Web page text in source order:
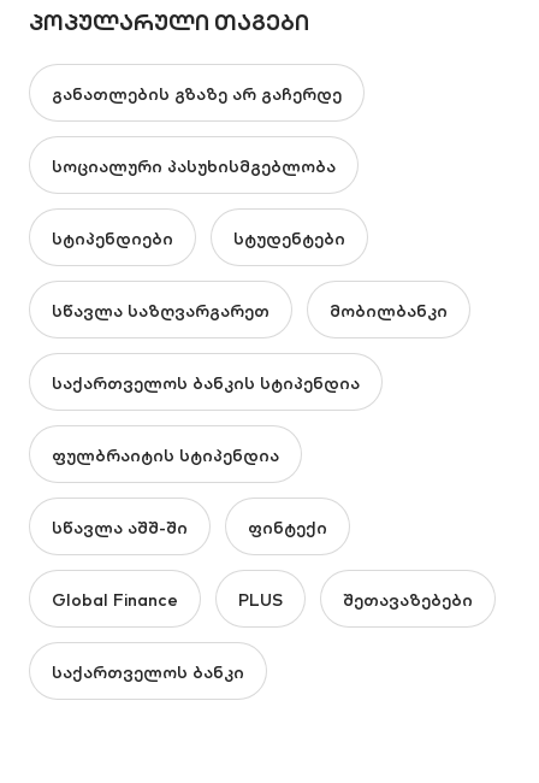
ᲞᲝᲞᲣᲚᲐᲠᲣᲚᲘ ᲗᲐᲒᲔᲑᲘ
განათლების გზაზე არ გაჩერდე
სოციალური პასუხისმგებლობა
სტიპენდიები სტუდენტები
სწავლა საზღვარგარეთ მობილბანკი
საქართველოს ბანკის სტიპენდია
ფულბრაიტის სტიპენდია
სწავლა აშშ-ში ფინტექი
Global Finance PLUS შეთავაზებები
საქართველოს ბანკი